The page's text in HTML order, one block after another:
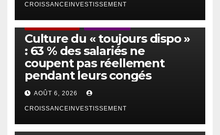
CROISSANCEINVESTISSEMENT
Culture du « toujours dispo »
: 63 % des salariés ne
coupent pas réellement
pendant leurs congés
AOÛT 6, 2026
CROISSANCEINVESTISSEMENT